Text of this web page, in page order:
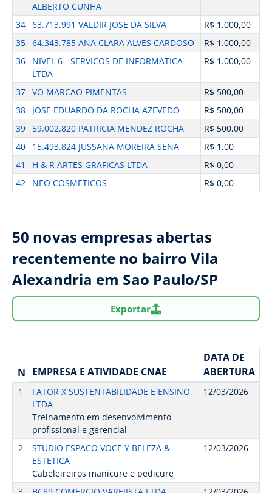
ALBERTO CUNHA
34 63.713.991 VALDIR JOSE DA SILVA
R$ 1.000,00
35 64.343.785 ANA CLARA ALVES CARDOSO
R$ 1.000,00
36
NIVEL 6 - SERVICOS DE INFORMATICA
LTDA
R$ 1.000,00
37 VO MARCAO PIMENTAS
R$ 500,00
38
JOSE EDUARDO DA ROCHA AZEVEDO
R$ 500,00
39
59.002.820 PATRICIA MENDEZ ROCHA
R$ 500,00
40
15.493.824 JUSSANA MOREIRA SENA
R$ 1,00
41
H & R ARTES GRAFICAS LTDA
R$ 0,00
42
NEO COSMETICOS R$ 0,00
50 novas empresas abertas
recentemente no bairro Vila
Alexandria em Sao Paulo/SP
Exportar
N EMPRESA E ATIVIDADE CNAE
DATA DE
ABERTURA
1
FATOR X SUSTENTABILIDADE E ENSINO
LTDA
Treinamento em desenvolvimento
profissional e gerencial
12/03/2026
2
STUDIO ESPACO VOCE Y BELEZA &
ESTETICA
Cabeleireiros manicure e pedicure
12/03/2026